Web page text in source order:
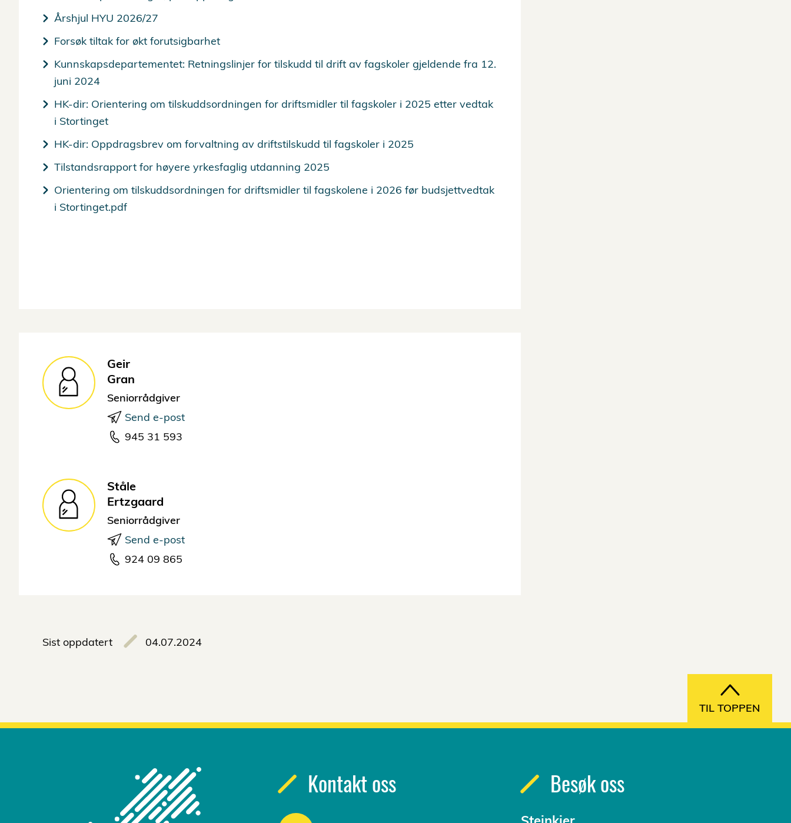
Årshjul HYU 2026/27
Forsøk tiltak for økt forutsigbarhet
Kunnskapsdepartementet: Retningslinjer for tilskudd til drift av fagskoler gjeldende fra 12.
juni 2024
HK-dir: Orientering om tilskuddsordningen for driftsmidler til fagskoler i 2025 etter vedtak
i Stortinget
HK-dir: Oppdragsbrev om forvaltning av driftstilskudd til fagskoler i 2025
Tilstandsrapport for høyere yrkesfaglig utdanning 2025
Orientering om tilskuddsordningen for driftsmidler til fagskolene i 2026 før budsjettvedtak
i Stortinget.pdf
Geir
Gran
Seniorrådgiver
Send e-post
945 31 593
Ståle
Ertzgaard
Seniorrådgiver
Send e-post
924 09 865
Sist oppdatert 04.07.2024
TIL TOPPEN
Kontakt oss Besøk oss